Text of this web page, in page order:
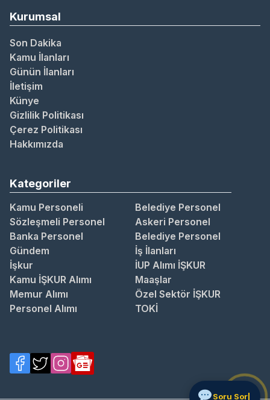
Kurumsal
Son Dakika
Kamu İlanları
Günün İlanları
İletişim
Künye
Gizlilik Politikası
Çerez Politikası
Hakkımızda
Kategoriler
Kamu Personeli
Belediye Personel
Sözleşmeli Personel
Askeri Personel
Banka Personel
Belediye Personel
Gündem
İş İlanları
İşkur
İUP Alımı İŞKUR
Kamu İŞKUR Alımı
Maaşlar
Memur Alımı
Özel Sektör İŞKUR
Personel Alımı
TOKİ